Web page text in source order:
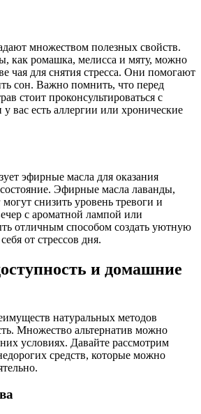
множеством полезных свойств.
как ромашка, мелисса и мяту, можно
чая для снятия стресса. Они помогают
сон. Важно помнить, что перед
стоит проконсультироваться с
вас есть аллергии или хронические
эфирные масла для оказания
Эфирные масла лаванды,
снизить уровень тревоги и
с ароматной лампой или
отличным способом создать уютную
от стрессов дня.
и домашние
натуральных методов
Множество альтернатив можно
условиях. Давайте рассмотрим
средств, которые можно